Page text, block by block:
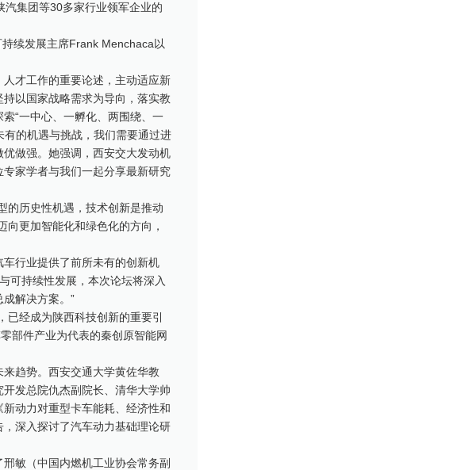
集团等30多家行业领军企业的
续发展主席Frank Menchaca以
才工作的重要论述，主动适应新
以国家战略需求为导向，落实教
“一中心、一孵化、两围绕、一
有的机遇与挑战，我们需要通过进
做强。她强调，西安交大发动机
家学者与我们一起分享最新研究
的历史性机遇，技术创新是推动
更加智能化和绿色化的方向，
车行业提供了前所未有的创新机
可持续性发展，本次论坛将深入
解决方案。”
经成为陕西科技创新的重要引
部件产业为代表的秦创原智能网
趋势。西安交通大学黄佐华教
发总院仇杰副院长、清华大学帅
动力对重型卡车能耗、经济性和
深入探讨了汽车动力基础理论研
敏（中国内燃机工业协会常务副